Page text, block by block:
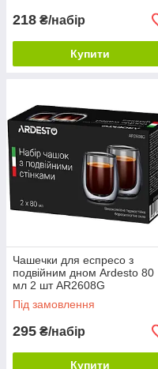
218 ₴/набір
Купити
Чашечки для еспресо з
подвійним дном Ardesto 80
мл 2 шт AR2608G
Під замовлення
295 ₴/набір
Купити